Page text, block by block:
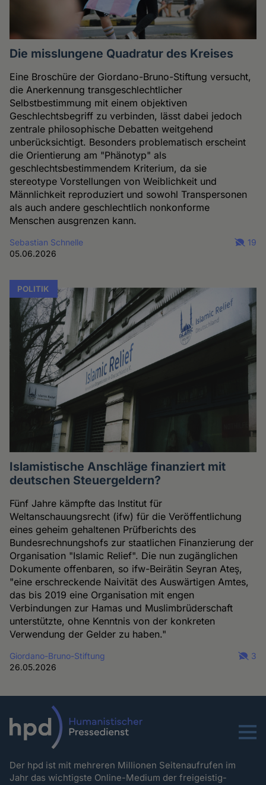
Die misslungene Quadratur des Kreises
Eine Broschüre der Giordano-Bruno-Stiftung versucht,
die Anerkennung transgeschlechtlicher
Selbstbestimmung mit einem objektiven
Geschlechtsbegriff zu verbinden, lässt dabei jedoch
zentrale philosophische Debatten weitgehend
unberücksichtigt. Besonders problematisch erscheint
die Orientierung am "Phänotyp" als
geschlechtsbestimmendem Kriterium, da sie
stereotype Vorstellungen von Weiblichkeit und
Männlichkeit reproduziert und sowohl Transpersonen
als auch andere geschlechtlich nonkonforme
Menschen ausgrenzen kann.
Sebastian Schnelle
05.06.2026
19
POLITIK
Islamistische Anschläge finanziert mit
deutschen Steuergeldern?
Fünf Jahre kämpfte das Institut für
Weltanschauungsrecht (ifw) für die Veröffentlichung
eines geheim gehaltenen Prüfberichts des
Bundesrechnungshofs zur staatlichen Finanzierung der
Organisation "Islamic Relief". Die nun zugänglichen
Dokumente offenbaren, so ifw-Beirätin Seyran Ateş,
"eine erschreckende Naivität des Auswärtigen Amtes,
das bis 2019 eine Organisation mit engen
Verbindungen zur Hamas und Muslimbrüderschaft
unterstützte, ohne Kenntnis von der konkreten
Verwendung der Gelder zu haben."
Giordano-Bruno-Stiftung
26.05.2026
3
Menu
Der hpd ist mit mehreren Millionen Seitenaufrufen im
Jahr das wichtigste Online-Medium der freigeistig-